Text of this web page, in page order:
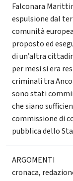
Falconara
espulsione dal
comunità
proposto ed
di un’altra
per mesi si era
criminali tra
sono stati
che siano
commissione di
pubblica dello
ARGOMENTI
cronaca,